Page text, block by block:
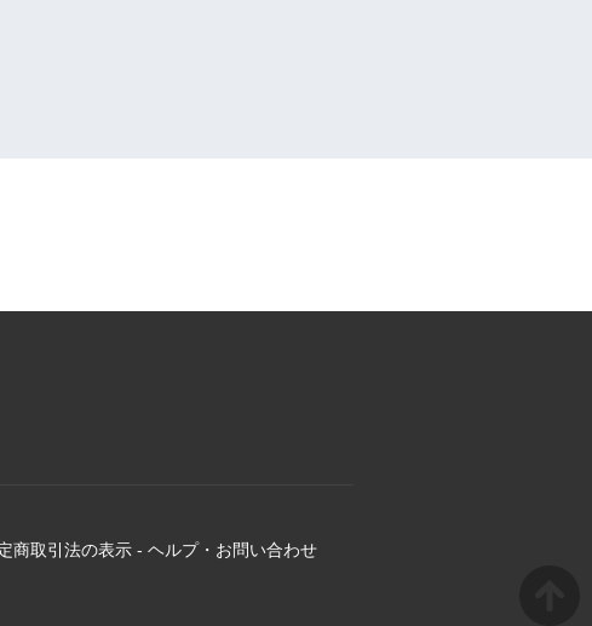
商取引法の表示 - ヘルプ・お問い合わせ